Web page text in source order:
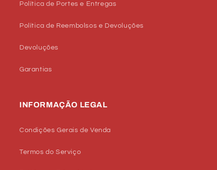
Política de Portes e Entregas
Política de Reembolsos e Devoluções
Devoluções
Garantias
INFORMAÇÃO LEGAL
Condições Gerais de Venda
Termos do Serviço